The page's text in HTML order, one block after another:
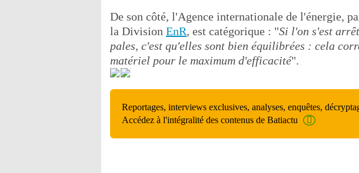
De son côté, l'Agence internationale de l'énergie,
la Division EnR, est catégorique : "Si l'on s'est
pales, c'est qu'elles sont bien équilibrées : cela
matériel pour le maximum d'efficacité".
Reportages, interviews exclusives, analyses, enquêtes,
Accédez à l'intégralité des contenus de Batiactu